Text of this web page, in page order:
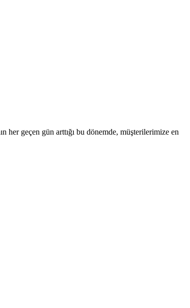
geçen gün arttığı bu dönemde, müşterilerimize en